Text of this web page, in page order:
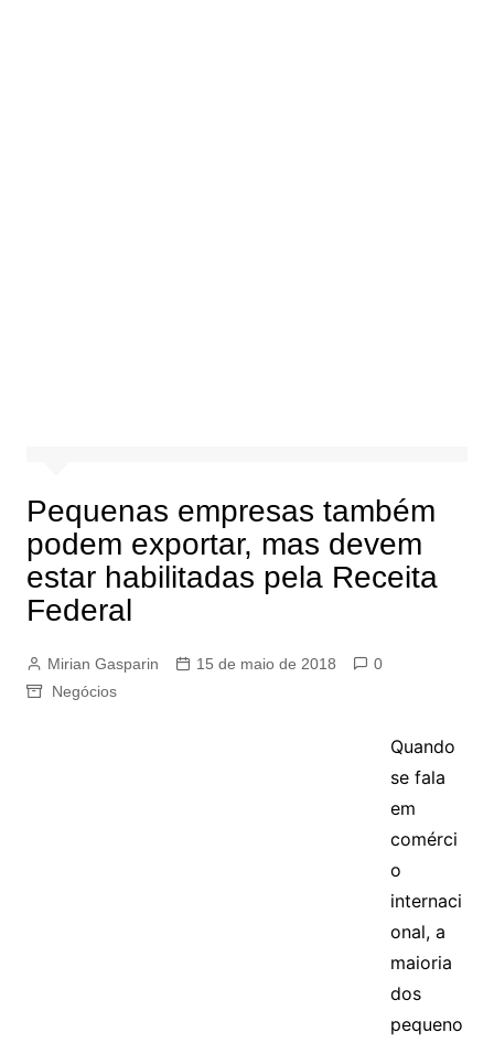
Pequenas empresas também
podem exportar, mas devem
estar habilitadas pela Receita
Federal
Mirian Gasparin 15 de maio de 2018
0
Negócios
Quando
se fala
em
comérci
o
internaci
onal, a
maioria
dos
pequeno